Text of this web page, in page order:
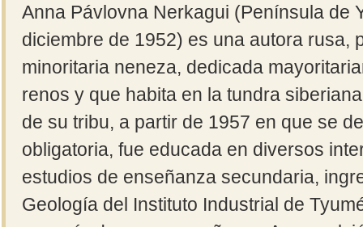
Anna Pávlovna Nerkagui (Península de
diciembre de 1952) es una autora rusa,
minoritaria neneza, dedicada
renos y que habita en la tundra
de su tribu, a partir de 1957 en que se
obligatoria, fue educada en diversos
estudios de enseñanza secundaria,
Geología del Instituto Industrial de